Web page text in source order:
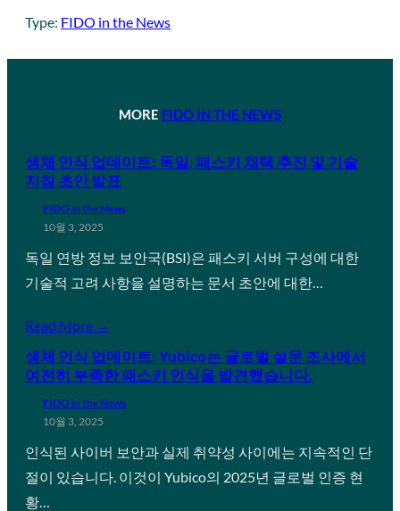
Type: FIDO in the News
MORE FIDO IN THE NEWS
생체 인식 업데이트: 독일, 패스키 채택 추진 및 기술
지침 초안 발표
FIDO in the News
10월 3, 2025
독일 연방 정보 보안국(BSI)은 패스키 서버 구성에 대한
기술적 고려 사항을 설명하는 문서 초안에 대한…
Read More →
생체 인식 업데이트: Yubico는 글로벌 설문 조사에서
여전히 부족한 패스키 인식을 발견했습니다.
FIDO in the News
10월 3, 2025
인식된 사이버 보안과 실제 취약성 사이에는 지속적인 단
절이 있습니다. 이것이 Yubico의 2025년 글로벌 인증 현
황…